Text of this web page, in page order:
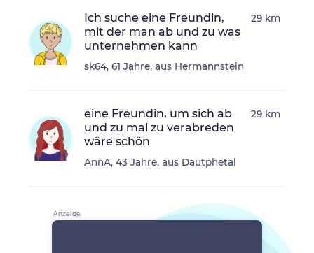
Ich suche eine Freundin,
mit der man ab und zu was
unternehmen kann
sk64, 61 Jahre, aus Hermannstein
29 km
eine Freundin, um sich ab
und zu mal zu verabreden
wäre schön
AnnA, 43 Jahre, aus Dautphetal
29 km